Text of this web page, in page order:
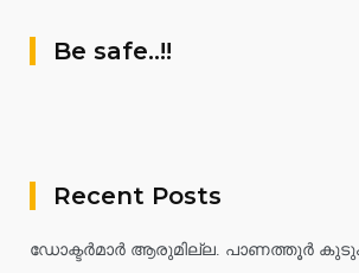
Be safe..!!
Recent Posts
ഡോക്ടർമാർ ആരുമില്ല. പാണത്തൂർ